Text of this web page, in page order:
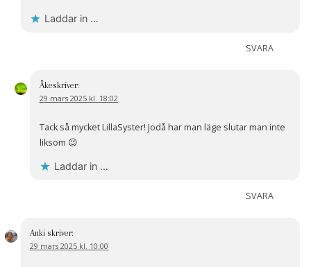
Laddar in …
SVARA
Åkeskriver:
29 mars 2025 kl. 18:02
Tack så mycket LillaSyster! Jodå har man läge slutar man inte
liksom 😉
Laddar in …
SVARA
Anki skriver:
29 mars 2025 kl. 10:00